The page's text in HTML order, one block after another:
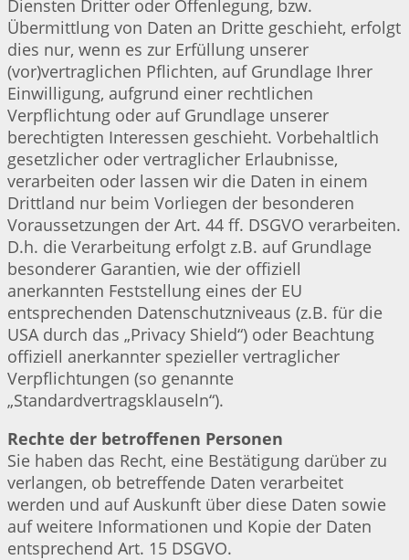
Diensten Dritter oder Offenlegung, bzw.
Übermittlung von Daten an Dritte geschieht, erfolgt
dies nur, wenn es zur Erfüllung unserer
(vor)vertraglichen Pflichten, auf Grundlage Ihrer
Einwilligung, aufgrund einer rechtlichen
Verpflichtung oder auf Grundlage unserer
berechtigten Interessen geschieht. Vorbehaltlich
gesetzlicher oder vertraglicher Erlaubnisse,
verarbeiten oder lassen wir die Daten in einem
Drittland nur beim Vorliegen der besonderen
Voraussetzungen der Art. 44 ff. DSGVO verarbeiten.
D.h. die Verarbeitung erfolgt z.B. auf Grundlage
besonderer Garantien, wie der offiziell
anerkannten Feststellung eines der EU
entsprechenden Datenschutzniveaus (z.B. für die
USA durch das „Privacy Shield“) oder Beachtung
offiziell anerkannter spezieller vertraglicher
Verpflichtungen (so genannte
„Standardvertragsklauseln“).
Rechte der betroffenen Personen
Sie haben das Recht, eine Bestätigung darüber zu
verlangen, ob betreffende Daten verarbeitet
werden und auf Auskunft über diese Daten sowie
auf weitere Informationen und Kopie der Daten
entsprechend Art. 15 DSGVO.